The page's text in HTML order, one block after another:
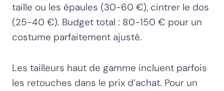
taille ou les épaules (30-60 €), cintrer le dos
(25-40 €). Budget total : 80-150 € pour un
costume parfaitement ajusté.
Les tailleurs haut de gamme incluent parfois
les retouches dans le prix d’achat. Pour un